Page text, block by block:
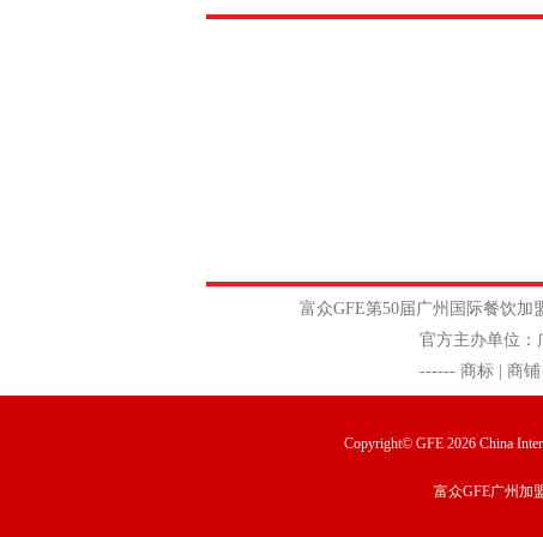
富众GFE第50届广州国际餐饮
官方主办单位：广州富众展览有
------ 商标 | 商铺
Copyright© GFE 2026 China
富众GFE广州加